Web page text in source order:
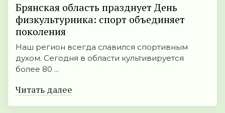
Брянская область празднует День
физкультурника: спорт объединяет
поколения
Наш регион всегда славился спортивным
духом. Сегодня в области культивируется
более 80 ...
Читать далее